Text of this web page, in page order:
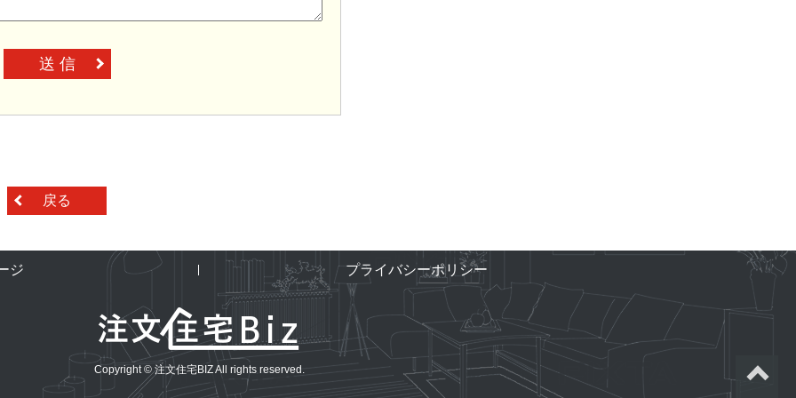
送 信
戻る
ジ プライバシーポリシー
Copyright © 注文住宅BIZ All rights reserved.